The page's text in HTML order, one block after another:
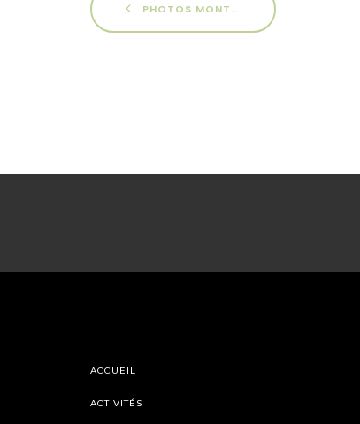
PHOTOS MONTLUÇON 2013
ACCUEIL
ACTIVITÉS